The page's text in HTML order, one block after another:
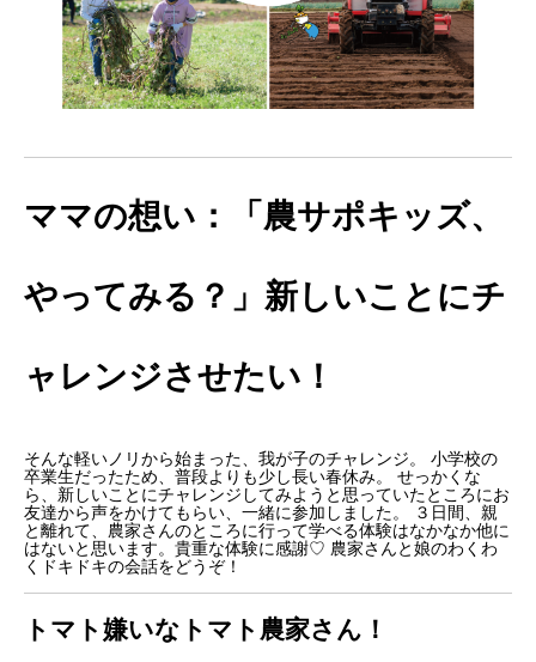
ママの想い：「農サポキッズ、
やってみる？」 新しいことにチ
ャレンジさせたい！
そんな軽いノリから始まった、我が子のチャレンジ。
小学校の
卒業生だったため、普段よりも少し長い春休み。
せっかくな
ら、新しいことにチャレンジしてみようと思っていたところにお
友達から声をかけてもらい、一緒に参加しました。
３日間、親
と離れて、農家さんのところに行って学べる体験はなかなか他に
はないと思います。貴重な体験に感謝♡ 農家さんと娘のわくわ
くドキドキの会話をどうぞ！
トマト嫌いなトマト農家さん！